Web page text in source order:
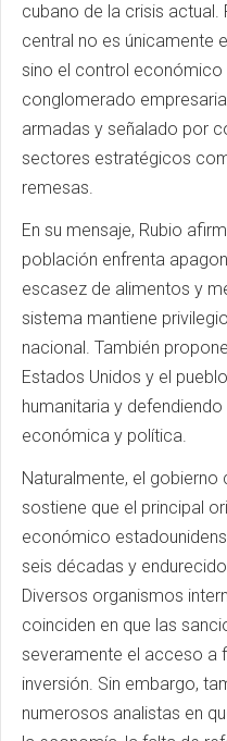
cubano de la crisis
central no es únicamente
sino el control económico
conglomerado
armadas y señalado por
sectores estratégicos
remesas.
En su mensaje, Rubio
población enfrenta
escasez de alimentos y
sistema mantiene
nacional. También
Estados Unidos y el
humanitaria y
económica y política.
Naturalmente, el
sostiene que el principal
económico
seis décadas y
Diversos organismos
coinciden en que las
severamente el acceso a
inversión. Sin embargo,
numerosos analistas en